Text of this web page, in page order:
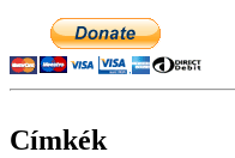
Címkék